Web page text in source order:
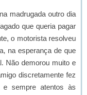
madrugada outro dia
que queria pagar
o motorista resolveu
na esperança de que
Não demorou muito e
discretamente fez
sempre atentos às